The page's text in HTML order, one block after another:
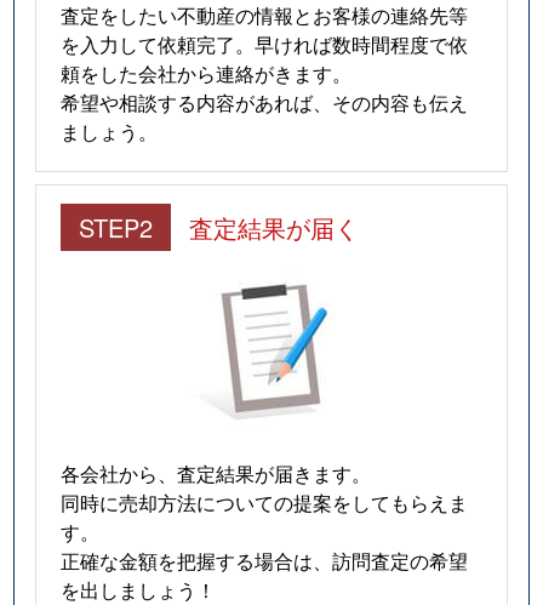
査定をしたい不動産の情報とお客様の連絡先等
を入力して依頼完了。早ければ数時間程度で依
頼をした会社から連絡がきます。
希望や相談する内容があれば、その内容も伝え
ましょう。
STEP2 査定結果が届く
各会社から、査定結果が届きます。
同時に売却方法についての提案をしてもらえま
す。
正確な金額を把握する場合は、訪問査定の希望
を出しましょう！